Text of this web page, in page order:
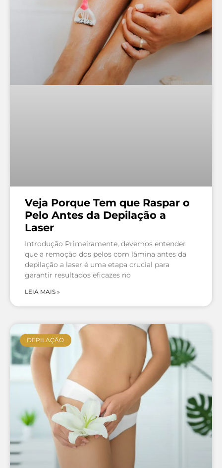
Veja Porque Tem que Raspar o
Pelo Antes da Depilação a
Laser
Introdução Primeiramente, devemos entender
que a remoção dos pelos com lâmina antes da
depilação a laser é uma etapa crucial para
garantir resultados eficazes no
LEIA MAIS »
DEPILAÇÃO